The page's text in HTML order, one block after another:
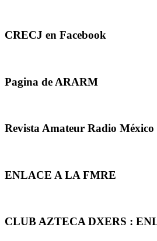
CRECJ en Facebook
Pagina de ARARM
Revista Amateur Radio
ENLACE A LA FMRE
CLUB AZTECA DXERS :